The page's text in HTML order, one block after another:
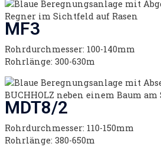
MF3
Rohrdurchmesser: 100-140mm
Rohrlänge: 300-630m
MDT8/2
Rohrdurchmesser: 110-150mm
Rohrlänge: 380-650m